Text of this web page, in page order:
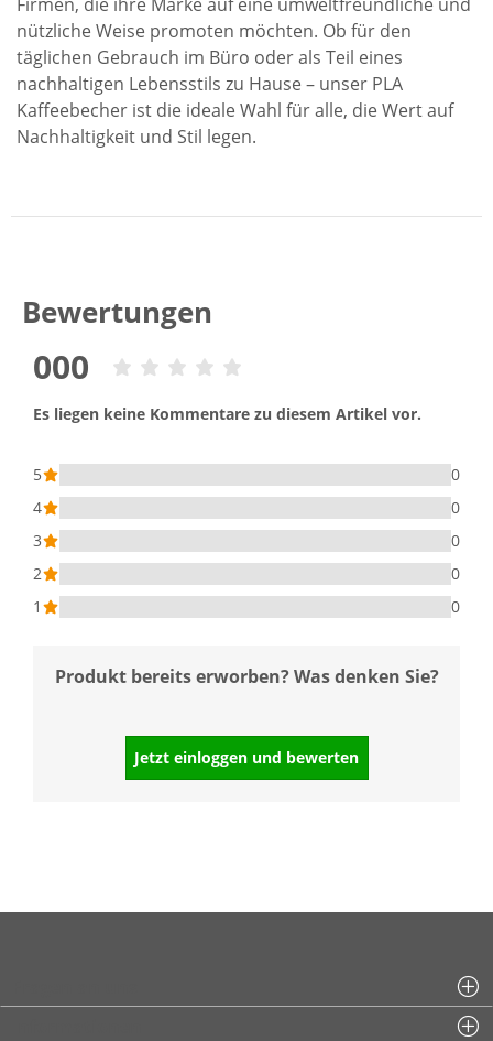
nützliche Weise promoten möchten. Ob für den
täglichen Gebrauch im Büro oder als Teil eines
nachhaltigen Lebensstils zu Hause – unser PLA
Kaffeebecher ist die ideale Wahl für alle, die Wert auf
Nachhaltigkeit und Stil legen.
Bewertungen
000
Es liegen keine Kommentare zu diesem Artikel vor.
5
0
4
0
3
0
2
0
1
0
Produkt bereits erworben? Was denken Sie?
Jetzt einloggen und bewerten